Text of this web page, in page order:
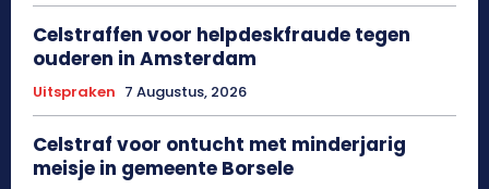
Celstraffen voor helpdeskfraude tegen
ouderen in Amsterdam
Uitspraken 7 Augustus, 2026
Celstraf voor ontucht met minderjarig
meisje in gemeente Borsele